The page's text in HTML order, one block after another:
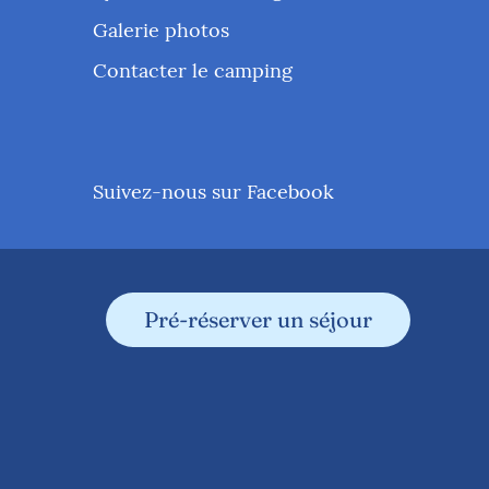
Galerie photos
Contacter le camping
Suivez-nous sur Facebook
Pré-réserver un séjour